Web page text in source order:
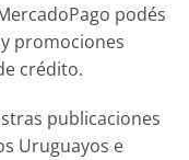
podés
promociones
crédito.
publicaciones
Uruguayos e